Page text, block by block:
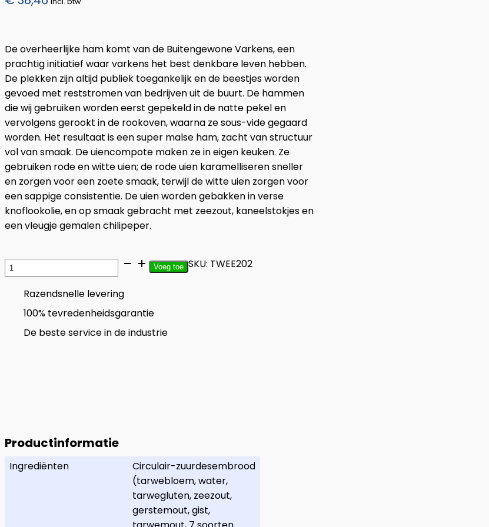
De overheerlijke ham komt van de Buitengewone Varkens, een
prachtig initiatief waar varkens het best denkbare leven hebben.
De plekken zijn altijd publiek toegankelijk en de beestjes worden
gevoed met reststromen van bedrijven uit de buurt. De hammen
die wij gebruiken worden eerst gepekeld in de natte pekel en
vervolgens gerookt in de rookoven, waarna ze sous-vide gegaard
worden. Het resultaat is een super malse ham, zacht van structuur
vol van smaak. De uiencompote maken ze in eigen keuken. Ze
gebruiken rode en witte uien; de rode uien karamelliseren sneller
en zorgen voor een zoete smaak, terwijl de witte uien zorgen voor
een sappige consistentie. De uien worden gebakken in verse
knoflookolie, en op smaak gebracht met zeezout, kaneelstokjes en
een vleugje gemalen chilipeper.
Tosti
Ham
Kaas
aantal
Voeg toe SKU: TWEE202
Razendsnelle levering
100% tevredenheidsgarantie
De beste service in de industrie
Productinformatie
Ingrediënten
Circulair-zuurdesembrood
(tarwebloem, water,
tarwegluten, zeezout,
gerstemout, gist,